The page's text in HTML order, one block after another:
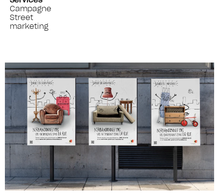
Campagne
Street
marketing